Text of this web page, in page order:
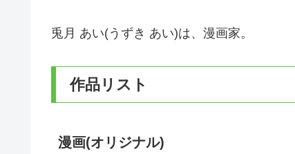
兎月 あい(うずき あい)は、漫画家。
作品リスト
漫画(オリジナル)